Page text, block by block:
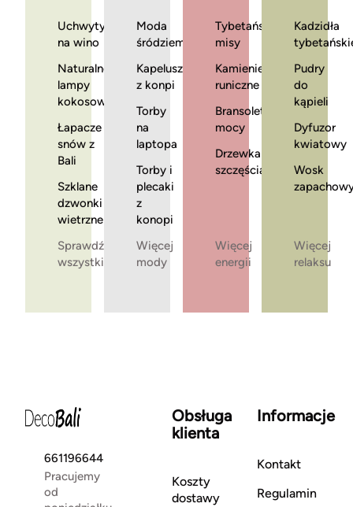
Uchwyty
na wino
Naturalne
lampy
kokosowe
Łapacze
snów z
Bali
Szklane
dzwonki
wietrzne
Sprawdź
wszystkie
Moda
śródziemnomorska
Kapelusze
z konpi
Torby
na
laptopa
Torby i
plecaki
z
konopi
Więcej
mody
Tybetańskie
misy
Kamienie
runiczne
Bransoletki
mocy
Drzewka
szczęścia
Więcej
energii
Kadzidła
Pudry
do
kąpieli
Dyfuzor
kwiatowy
Wosk
Więcej
relaksu
661196644
Pracujemy
od
Obsługa
klienta
Koszty
dostawy
Informacje
Kontakt
Regulamin